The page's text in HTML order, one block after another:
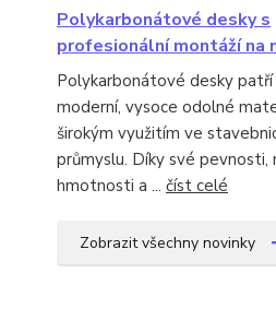
Polykarbonátové desky s
profesionální montáží na
Polykarbonátové desky patří
moderní, vysoce odolné
širokým využitím ve
průmyslu. Díky své pevnosti,
hmotnosti a ... číst celé
Zobrazit všechny novinky